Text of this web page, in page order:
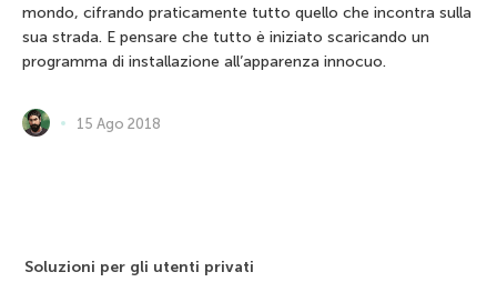
mondo, cifrando praticamente tutto quello che incontra sulla
sua strada. E pensare che tutto è iniziato scaricando un
programma di installazione all’apparenza innocuo.
15 Ago 2018
Soluzioni per gli utenti privati